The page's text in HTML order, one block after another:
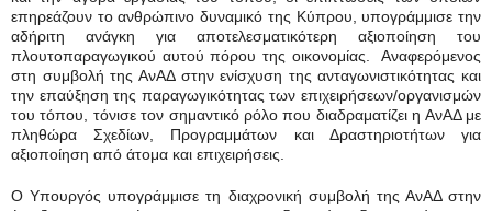
επηρεάζουν το ανθρώπινο δυναμικό της Κύπρου, υπογράμμισε την
αδήριτη ανάγκη για αποτελεσματικότερη αξιοποίηση του
πλουτοπαραγωγικού αυτού πόρου της οικονομίας. Αναφερόμενος
στη συμβολή της ΑνΑΔ στην ενίσχυση της ανταγωνιστικότητας και
την επαύξηση της παραγωγικότητας των επιχειρήσεων/οργανισμών
του τόπου, τόνισε τον σημαντικό ρόλο που διαδραματίζει η ΑνΑΔ με
πληθώρα Σχεδίων, Προγραμμάτων και Δραστηριοτήτων για
αξιοποίηση από άτομα και επιχειρήσεις.
Ο Υπουργός υπογράμμισε τη διαχρονική συμβολή της ΑνΑΔ στην